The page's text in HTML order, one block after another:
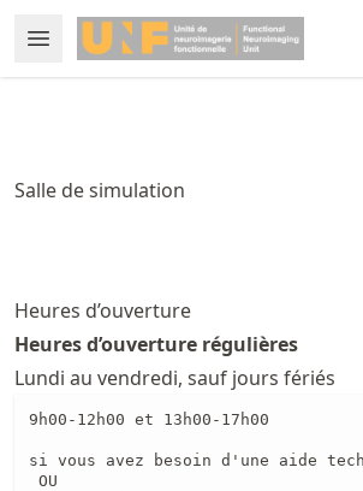
to
article
to
Open Menu
Made with MyST
Salle de simulation
Heures d’ouverture
Heures d’ouverture régulières
Lundi au vendredi, sauf jours fériés
9h00-12h00 et 13h00-17h00
si vous avez besoin d'une aide
OU